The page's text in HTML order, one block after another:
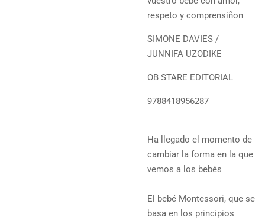
respeto y comprensiñon
SIMONE DAVIES /
JUNNIFA UZODIKE
OB STARE EDITORIAL
9788418956287
Ha llegado el momento de
cambiar la forma en la que
vemos a los bebés
El bebé Montessori, que se
basa en los principios